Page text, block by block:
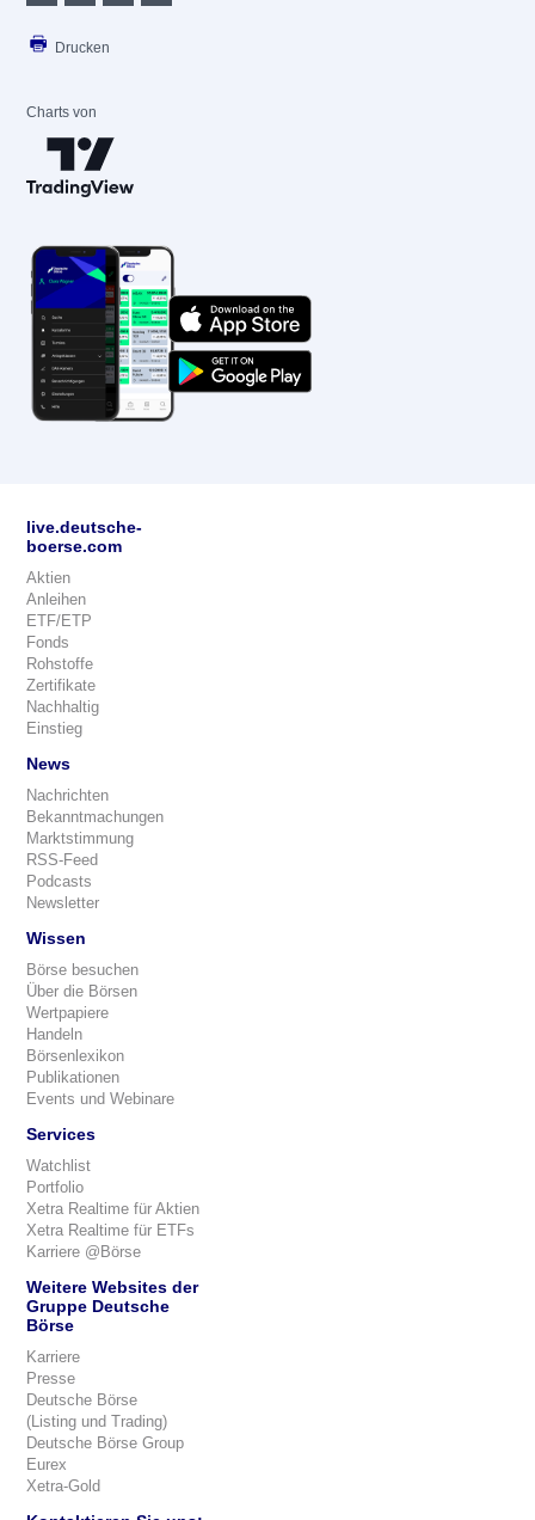
Drucken
Charts von
live.deutsche-
boerse.com
Aktien
Anleihen
ETF/ETP
Fonds
Rohstoffe
Zertifikate
Nachhaltig
Einstieg
News
Nachrichten
Bekanntmachungen
Marktstimmung
RSS-Feed
Podcasts
Newsletter
Wissen
Börse besuchen
Über die Börsen
Wertpapiere
Handeln
Börsenlexikon
Publikationen
Events und Webinare
Services
Watchlist
Portfolio
Xetra Realtime für Aktien
Xetra Realtime für ETFs
Karriere @Börse
Weitere Websites der
Gruppe Deutsche
Börse
Karriere
Presse
Deutsche Börse
(Listing und Trading)
Deutsche Börse Group
Eurex
Xetra-Gold